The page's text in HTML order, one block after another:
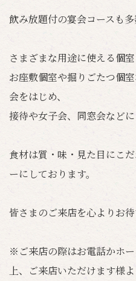
飲み放題付の宴会コースも多
さまざまな用途に使える個室
お座敷個室や掘りごたつ個
会をはじめ、
接待や女子会、同窓会などに
食材は質・味・見た目にこ
ーにしております。
皆さまのご来店を心よりお待
※ご来店の際はお電話かホ
上、ご来店いただけます様